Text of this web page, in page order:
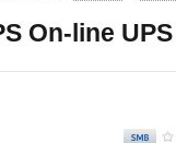
On-line